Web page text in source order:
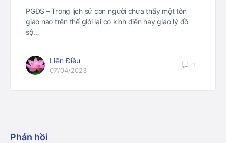
PGĐS – Trong lịch sử con người chưa thấy một tôn
giáo nào trên thế giới lại có kinh điển hay giáo lý đồ
sộ…
Liên Điều
07/04/2023
1
Phản hồi